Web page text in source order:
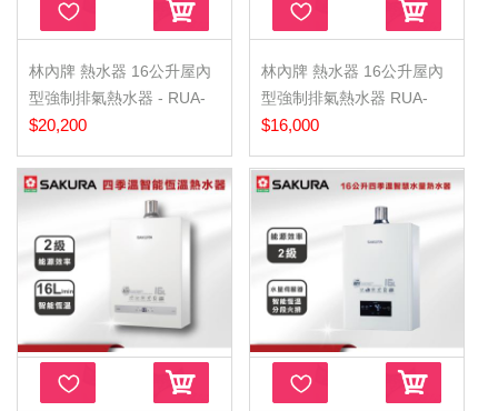
林內牌 熱水器 16公升屋內
型強制排氣熱水器 - RUA-
C1620WF
$20,200
林內牌 熱水器 16公升屋內
型強制排氣熱水器 RUA-
C1600WF
$16,000